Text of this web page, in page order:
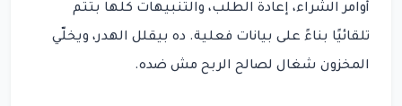
أوامر الشراء، إعادة الطلب، والتنبيهات كلها بتتم
تلقائيًا بناءً على بيانات فعلية. ده بيقلل الهدر، ويخلّي
المخزون شغال لصالح الربح مش ضده.